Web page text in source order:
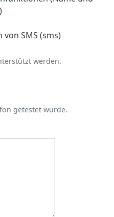
SMS (sms)
werden.
getestet wurde.